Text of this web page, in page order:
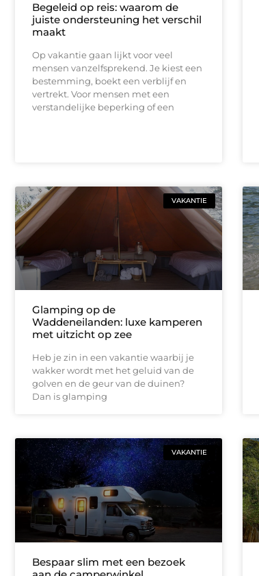
Begeleid op reis: waarom de
juiste ondersteuning het verschil
maakt
Op vakantie gaan lijkt voor veel
mensen vanzelfsprekend. Je kiest een
bestemming, boekt een verblijf en
vertrekt. Voor mensen met een
verstandelijke beperking of een
VAKANTIE
Glamping op de
Waddeneilanden: luxe kamperen
met uitzicht op zee
Heb je zin in een vakantie waarbij je
wakker wordt met het geluid van de
golven en de geur van de duinen?
Dan is glamping
VAKANTIE
Bespaar slim met een bezoek